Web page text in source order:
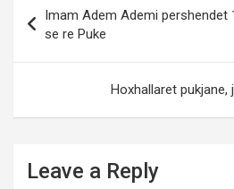
navigation
Imam Adem Ademi pershendet
se re Puke
Hoxhallaret
Leave a Reply